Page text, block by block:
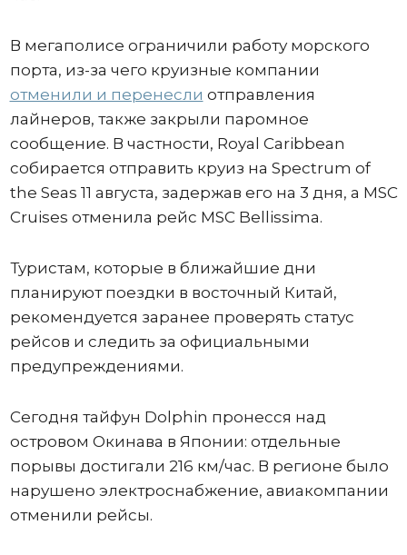
В мегаполисе ограничили работу морского
порта, из-за чего круизные компании
отменили и перенесли отправления
лайнеров, также закрыли паромное
сообщение. В частности, Royal Caribbean
собирается отправить круиз на Spectrum of
the Seas 11 августа, задержав его на 3 дня, а MSC
Cruises отменила рейс MSC Bellissima.
Туристам, которые в ближайшие дни
планируют поездки в восточный Китай,
рекомендуется заранее проверять статус
рейсов и следить за официальными
предупреждениями.
Сегодня тайфун Dolphin пронесся над
островом Окинава в Японии: отдельные
порывы достигали 216 км/час. В регионе было
нарушено электроснабжение, авиакомпании
отменили рейсы.